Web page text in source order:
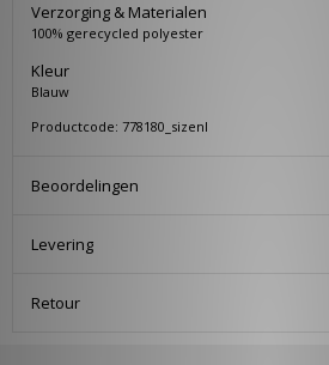
Verzorging & Materialen
100% gerecycled polyester
Kleur
Blauw
Productcode: 778180_sizenl
Beoordelingen
Levering
Retour